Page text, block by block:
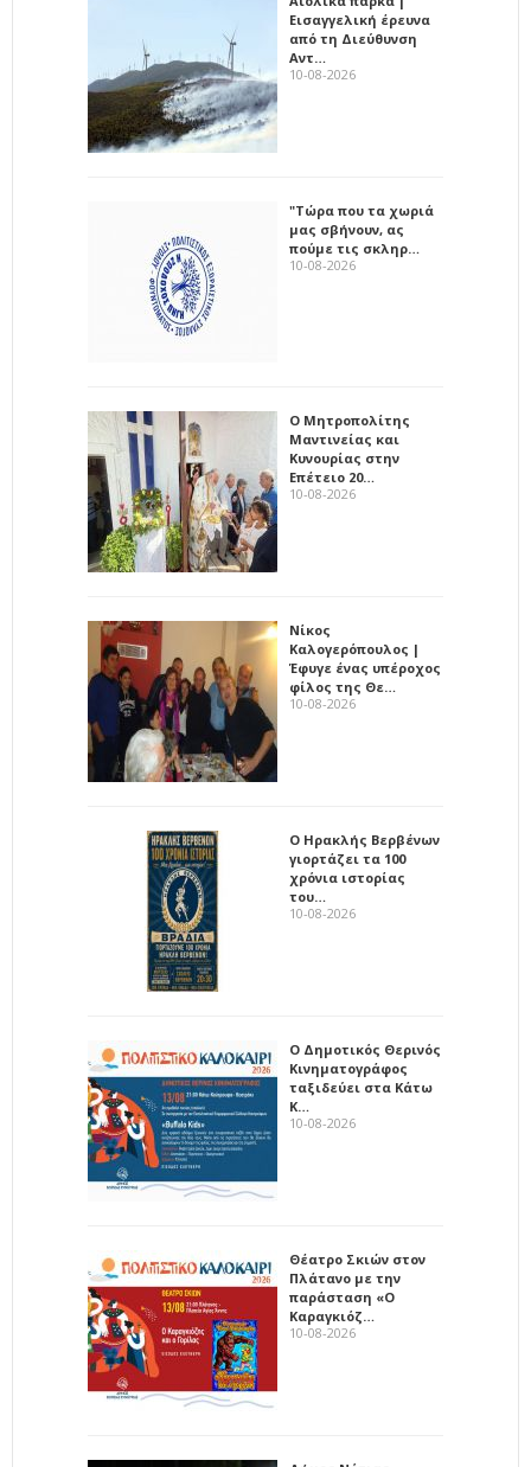
Εισαγγελική έρευνα
από τη Διεύθυνση
Αντ…
10-08-2026
"Τώρα που τα χωριά
μας σβήνουν, ας
πούμε τις σκληρ…
10-08-2026
Ο Μητροπολίτης
Μαντινείας και
Κυνουρίας στην
Επέτειο 20…
10-08-2026
Νίκος
Καλογερόπουλος |
Έφυγε ένας υπέροχος
φίλος της Θε…
10-08-2026
Ο Ηρακλής Βερβένων
γιορτάζει τα 100
χρόνια ιστορίας
του…
10-08-2026
Ο Δημοτικός Θερινός
Κινηματογράφος
ταξιδεύει στα Κάτω
Κ…
10-08-2026
Θέατρο Σκιών στον
Πλάτανο με την
παράσταση «Ο
Καραγκιόζ…
10-08-2026